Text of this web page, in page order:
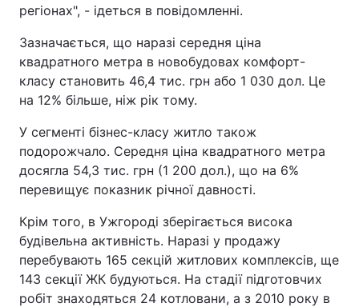
регіонах", - ідеться в повідомленні.
Зазначається, що наразі середня ціна
квадратного метра в новобудовах комфорт-
класу становить 46,4 тис. грн або 1 030 дол. Це
на 12% більше, ніж рік тому.
У сегменті бізнес-класу житло також
подорожчало. Середня ціна квадратного метра
досягла 54,3 тис. грн (1 200 дол.), що на 6%
перевищує показник річної давності.
Крім того, в Ужгороді зберігається висока
будівельна активність. Наразі у продажу
перебувають 165 секцій житлових комплексів, ще
143 секції ЖК будуються. На стадії підготовчих
робіт знаходяться 24 котловани, а з 2010 року в